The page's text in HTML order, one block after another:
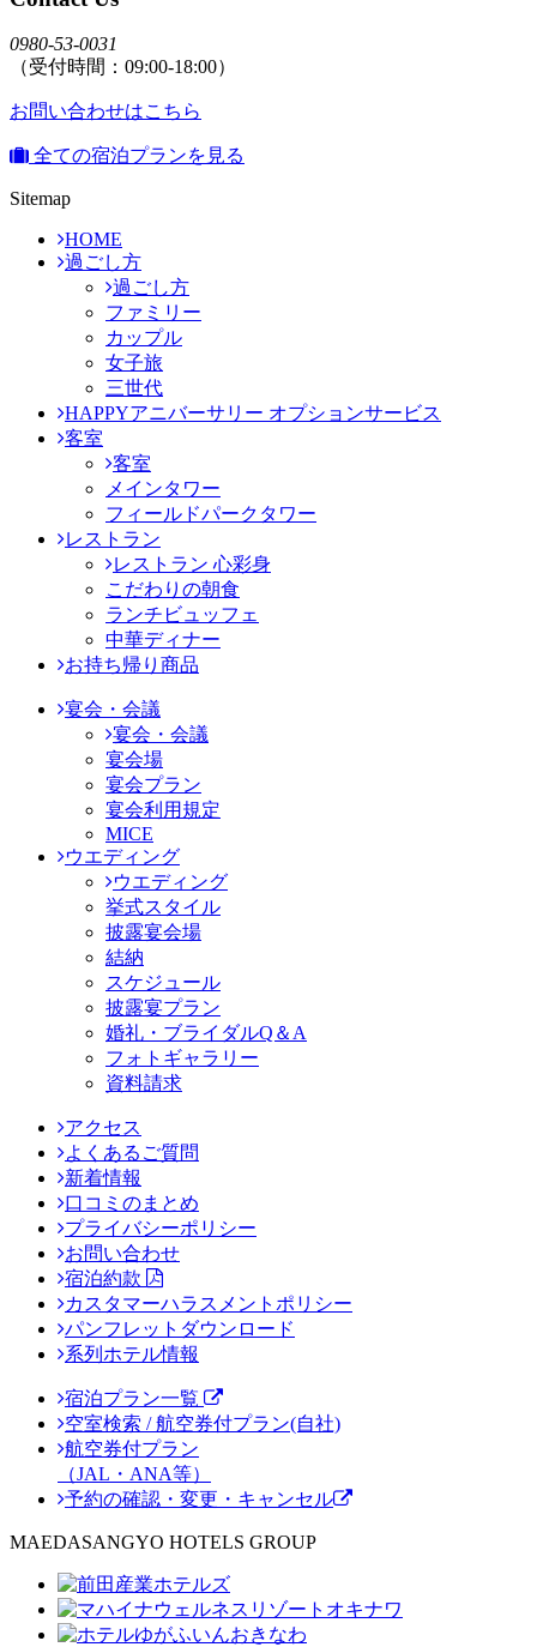
0980-53-0031
（受付時間：09:00-18:00）
お問い合わせはこちら
全ての宿泊プランを見る
Sitemap
HOME
過ごし方
過ごし方
ファミリー
カップル
女子旅
三世代
HAPPYアニバーサリー オプションサービス
客室
客室
メインタワー
フィールドパークタワー
レストラン
レストラン 心彩身
こだわりの朝食
ランチビュッフェ
中華ディナー
お持ち帰り商品
宴会・会議
宴会・会議
宴会場
宴会プラン
宴会利用規定
MICE
ウエディング
ウエディング
挙式スタイル
披露宴会場
結納
スケジュール
披露宴プラン
婚礼・ブライダルQ＆A
フォトギャラリー
資料請求
アクセス
よくあるご質問
新着情報
口コミのまとめ
プライバシーポリシー
お問い合わせ
宿泊約款
カスタマーハラスメントポリシー
パンフレットダウンロード
系列ホテル情報
宿泊プラン一覧
空室検索 / 航空券付プラン(自社)
航空券付プラン
（JAL・ANA等）
予約の確認・変更・キャンセル
MAEDASANGYO HOTELS GROUP